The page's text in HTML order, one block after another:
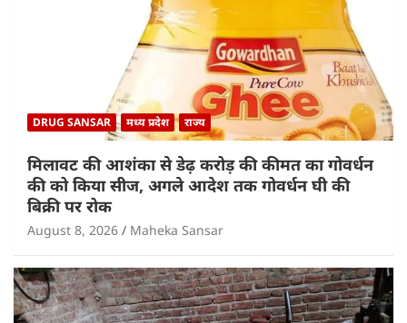
DRUG SANSAR मध्य प्रदेश राज्य
मिलावट की आशंका से डेढ़ करोड़ की कीमत का गोवर्धन
की को किया सीज, अगले आदेश तक गोवर्धन घी की
बिक्री पर रोक
August 8, 2026 Maheka Sansar